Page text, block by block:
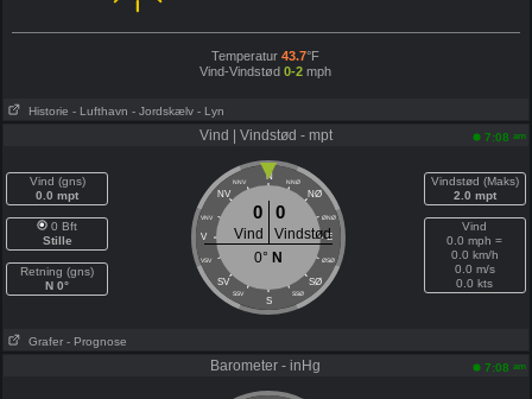
Temperatur43.7°F
Vind-Vindstød 0-2 mph
Historie - Lufthavn - Jordskælv - Lyn
Vind | Vindstød - mpt 7:08 am
Vind (gns)
0.0 mpt
0 Bft
Stille
Retning (gns)
N 0°
N
NNV NNØ
NV NØ
VNV ØNØ
V E
VSV ØSØ
SV SØ
SSV SSØ
S
0 0
Vind
Vindstød
0° N
Vindstød (Maks)
2.0 mpt
Vind
0.0 mph =
0.0 km/h
0.0 m/s
0.0 kts
Grafer - Prognose
Barometer - inHg 7:08 am